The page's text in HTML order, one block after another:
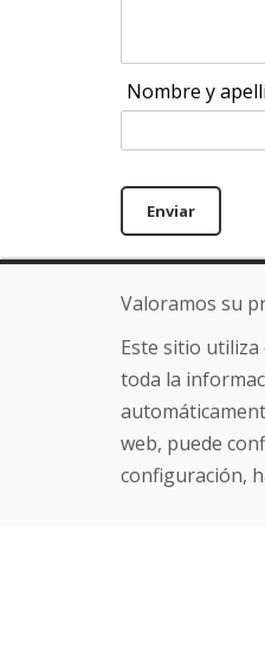
Nombre y
Enviar
Línea de
+421 919 282
Valoramos su
Este sitio
toda la
web, puede
configuración,